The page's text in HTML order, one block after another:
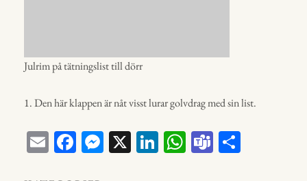
Julrim på tätningslist till dörr
1. Den här klappen är nåt visst lurar golvdrag med sin list.
E Fa M X Li W Te